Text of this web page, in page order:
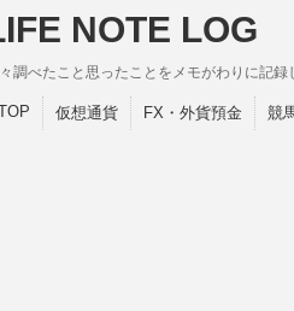
NOTE LOG
調べたこと思ったことをメモがわりに記録
仮想通貨 FX・外貨預金 競